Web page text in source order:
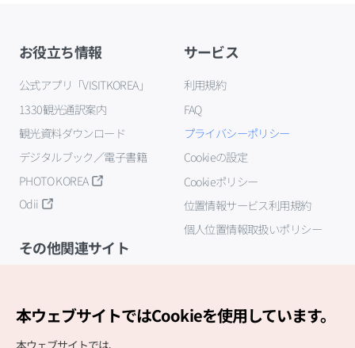
お役立ち情報
公式アプリ「VISITKOREA」
1330観光通訳案内
観光資料ダウンロード
デジタルブック／電子書籍
PHOTO KOREA
Odii
サービス
利用規約
FAQ
プライバシーポリシー
Cookieの設定
Cookieポリシー
位置情報サービス利用規約
個人位置情報取扱いポリシー
その他関連サイト
本ウェブサイトではCookieを使用しています。
本ウェブサイトでは、